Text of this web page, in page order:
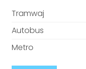
Tramwaj
Autobus
Metro